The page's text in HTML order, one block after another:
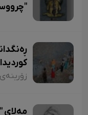
مەلای